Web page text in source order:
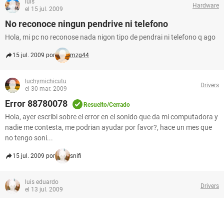
luis
el 15 jul. 2009
Hardware
No reconoce ningun pendrive ni telefono
Hola, mi pc no reconose nada nigon tipo de pendrai ni telefono q ago
15 jul. 2009 por mzg44
luchymichicutu
el 30 mar. 2009
Drivers
Error 88780078 Resuelto/Cerrado
Hola, ayer escribi sobre el error en el sonido que da mi computadora y
nadie me contesta, me podrian ayudar por favor?, hace un mes que
no tengo soni...
15 jul. 2009 por snifi
luis eduardo
el 13 jul. 2009
Drivers